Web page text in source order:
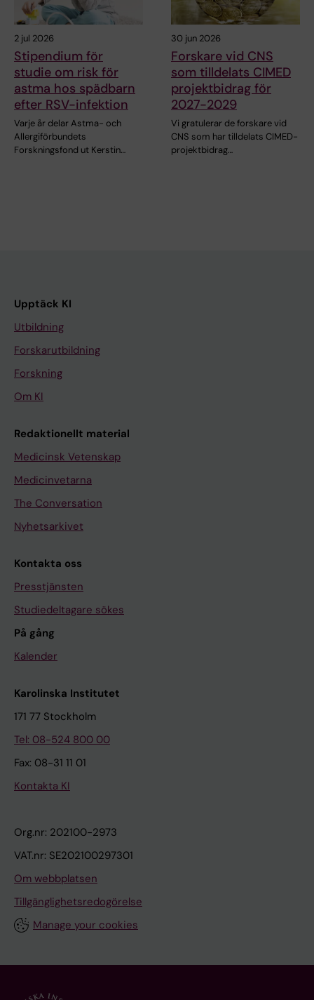
2 jul 2026
Stipendium för
studie om risk för
astma hos spädbarn
efter RSV-infektion
Varje år delar Astma- och
Allergiförbundets
Forskningsfond ut Kerstin…
30 jun 2026
Forskare vid CNS
som tilldelats CIMED
projektbidrag för
2027-2029
Vi gratulerar de forskare vid
CNS som har tilldelats CIMED-
projektbidrag…
Upptäck KI
Utbildning
Forskarutbildning
Forskning
Om KI
Redaktionellt material
Medicinsk Vetenskap
Medicinvetarna
The Conversation
Nyhetsarkivet
Kontakta oss
Presstjänsten
Studiedeltagare sökes
På gång
Kalender
Karolinska Institutet
171 77 Stockholm
Tel: 08-524 800 00
Fax: 08-31 11 01
Kontakta KI
Org.nr: 202100-2973
VAT.nr: SE202100297301
Om webbplatsen
Tillgänglighetsredogörelse
Manage your cookies